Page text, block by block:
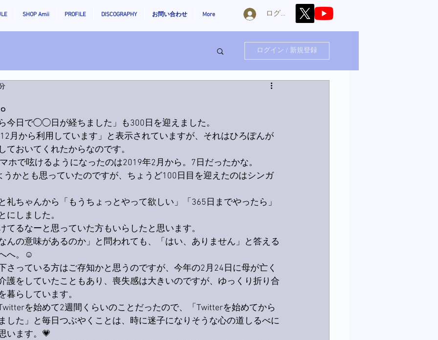
SHOP Amii PROFILE DISCOGRAPHY お問い合わせ More ログイン
ログイン / 新規登録
今日で◯◯日が経ちました」も300日を迎えました。
月から利用しています」と表示されていますが、それはひろぽんが
ておいてくれたからなのです。
ホで呟けるようになったのは2019年2月から。7日だったかな。
うかとも思っていたのですが、ちょうど100日目を迎えたのはシンガ
礼ちゃんから「もうちょっとやって欲しい」「365日までやったら」
にしました。
てるなーと思っていた方もいらしたと思います。
んの意味があるのか」と問われても、「はい、ありません」と答える
へ。☺️
さっている方はご存知かと思うのですが、今年の2月24日に母が亡く
護をしていたこともあり、喪失感は大きいのですが、ゆっくり折り合
暮らしています。
を始めて2週間くらいのことだったので、「Twitterを始めてから
た」と毎日つぶやくことは、時に迷子になりそうな心の道しるべに
います。💗